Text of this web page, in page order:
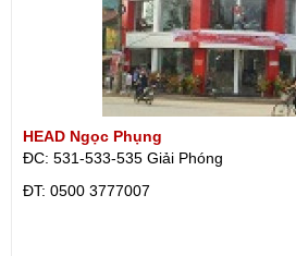
HEAD Ngọc Phụng
ĐC: 531-533-535 Giải Phóng
ÐT: 0500 3777007